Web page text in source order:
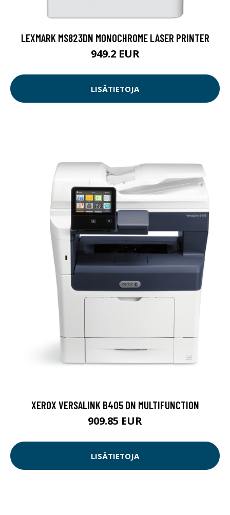
LEXMARK MS823DN MONOCHROME LASER PRINTER
949.2 EUR
LISÄTIETOJA
XEROX VERSALINK B405 DN MULTIFUNCTION
909.85 EUR
LISÄTIETOJA